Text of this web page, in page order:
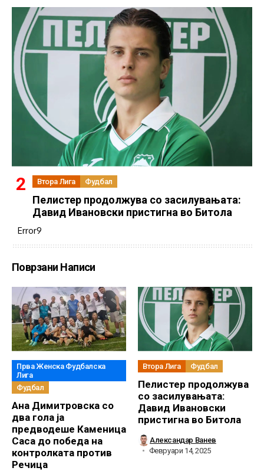
Втора Лига Фудбал
Пелистер продолжува со засилувањата:
Давид Ивановски пристигна во Битола
Error9
Поврзани Написи
Прва Женска Фудбалска
Лига
Фудбал
Ана Димитровска со
два гола ја
предводеше Каменица
Саса до победа на
контролката против
Речица
Втора Лига Фудбал
Пелистер продолжува
со засилувањата:
Давид Ивановски
пристигна во Битола
Александар Ванев
Февруари 14, 2025